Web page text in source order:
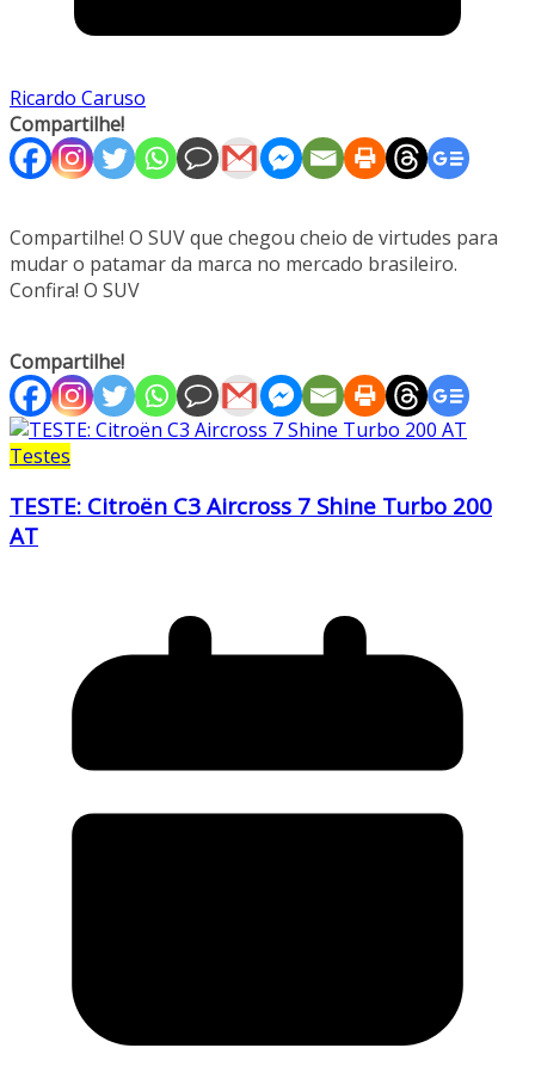
Ricardo Caruso
Compartilhe!
Compartilhe! O SUV que chegou cheio de virtudes para
mudar o patamar da marca no mercado brasileiro.
Confira! O SUV
Compartilhe!
Testes
TESTE: Citroën C3 Aircross 7 Shine Turbo 200
AT